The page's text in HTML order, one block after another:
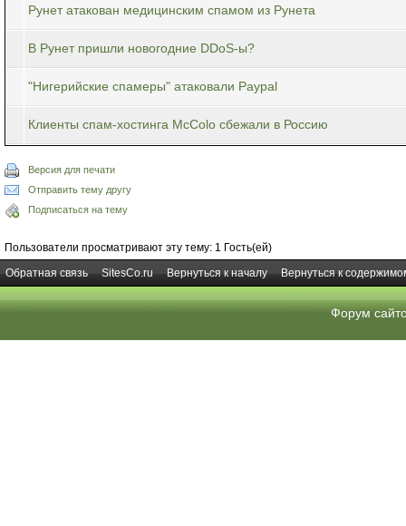
Рунет атакован медицинским спамом из Рунета
В Рунет пришли новогодние DDoS-ы?
"Нигерийские спамеры" атаковали Paypal
Клиенты спам-хостинга McColo сбежали в Россию
Версия для печати
Отправить тему другу
Подписаться на тему
Пользователи просматривают эту тему: 1 Гость(ей)
Обратная связь
SitesCo.ru Вернуться к началу Вернуться к
Форум